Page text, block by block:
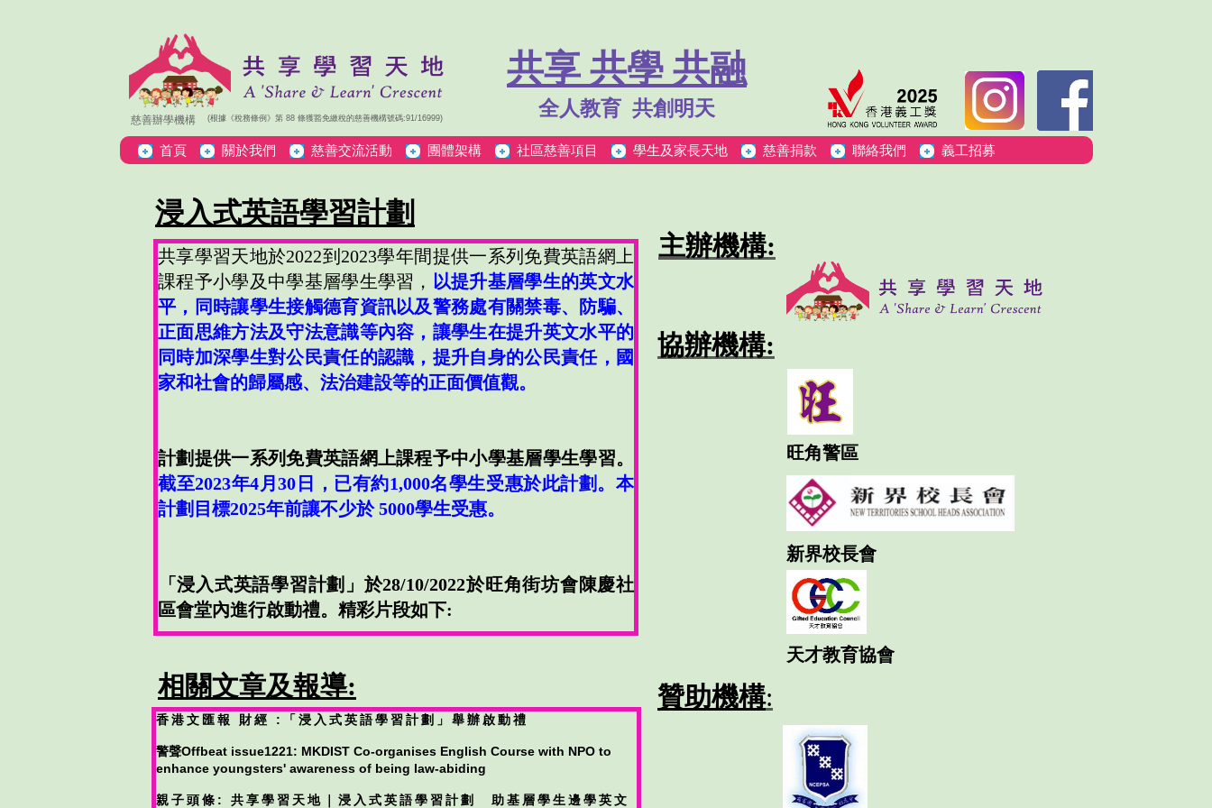
共享學習天地於2022到2023學年間提供一系列免費英語網上
課程予小學及中學基層學生學習， 以提升基層學生的英文水
平， 同時讓學生接觸德育資訊以及警務處有關禁毒、防騙、
正面思維方法及守法意識等內容，讓學生在提升英文水平的
同時加深學生對公民責任的認識 ，提升自身的公民責任， 國
家和社會的歸屬感、法治建設等的正面價值觀。
計劃提供一系列免費英語網上課程予中小學基層學生學習。
截至2023年4月30日，已有約1,000名學生受惠於此計劃。本
計劃 目標2025年前讓不少於 5000學生受惠。
​「浸入式英語學習計劃」於28/10/2022於旺角街坊會陳慶社
區會堂內進行啟動禮。 精彩片段如下:
香港文匯報 財經 :「浸入式英語學習計劃」舉辦啟動禮
警聲Offbeat issue1221: MKDIST Co-organises English Course with NPO to
enhance youngsters' awareness of being law-abiding
親子頭條: 共享學習天地｜浸入式英語學習計劃 助基層學生邊學英文
浸入式英語學習計劃
主辦機構:
協辦機構:
旺角警區
新界校長會
天才教育協會
相關文章及報導: 贊助機構:
​​​​​​慈善辦學機構
共享 共學 共融
全人教育 共創明天
​(根據《稅務條例》第 88 條獲豁免繳稅的慈善機構號碼:91/16999)
首頁 關於我們 慈善交流活動 團體架構 社區慈善項目 學生及家長天地 慈善捐款 聯絡我們 義工招募